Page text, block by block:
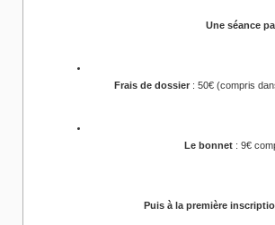
Une séance
Frais de dossier : 50€ (compris
Le bonnet : 9€
Puis à la première